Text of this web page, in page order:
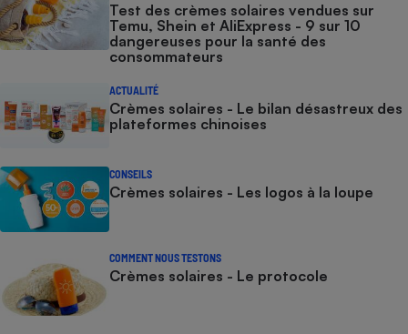
Test des crèmes solaires vendues sur
Temu, Shein et AliExpress - 9 sur 10
dangereuses pour la santé des
consommateurs
ACTUALITÉ
Crèmes solaires - Le bilan désastreux des
plateformes chinoises
CONSEILS
Crèmes solaires - Les logos à la loupe
COMMENT NOUS TESTONS
Crèmes solaires - Le protocole